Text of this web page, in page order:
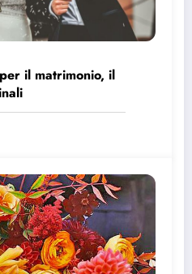
il matrimonio, il